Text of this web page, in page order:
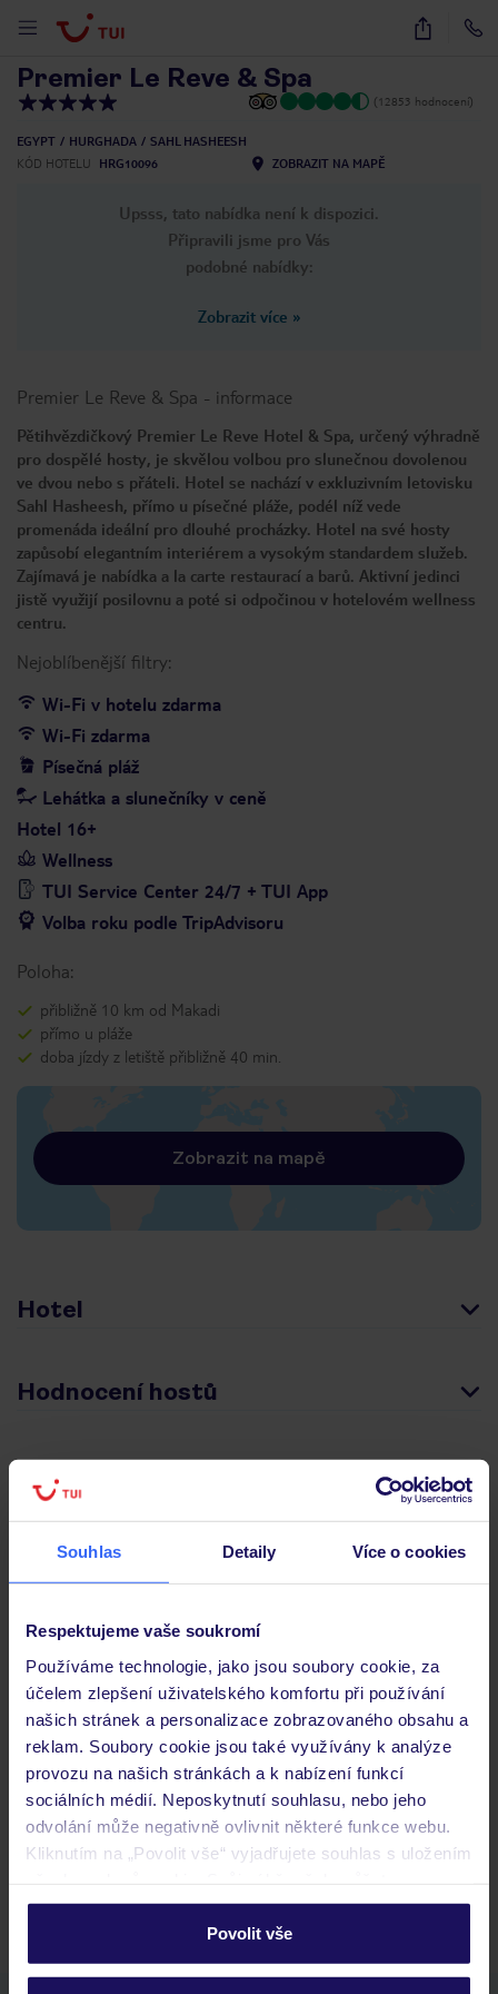
Souhlas Detaily Více o cookies
Respektujeme vaše soukromí
Používáme technologie, jako jsou soubory cookie, za
účelem zlepšení uživatelského komfortu při používání
našich stránek a personalizace zobrazovaného obsahu a
reklam. Soubory cookie jsou také využívány k analýze
provozu na našich stránkách a k nabízení funkcí
sociálních médií. Neposkytnutí souhlasu, nebo jeho
odvolání může negativně ovlivnit některé funkce webu.
Kliknutím na „Povolit vše“ vyjadřujete souhlas s uložením
personalizovat v sekci „Personalizace“.
Podrobné informace o souborech cookie naleznete v
Povolit vše
91
Premier Le Reve & Spa
(12853 hodnocení)
EGYPT HURGHADA
SAHL HASHEESH
KÓD HOTELU
HRG10096 ZOBRAZIT NA MAPĚ
Upsss, tato nabídka není k dispozici.
Připravili jsme pro Vás
podobné nabídky:
Zobrazit více »
Premier Le Reve & Spa - informace
Pětihvězdičkový Premier Le Reve Hotel & Spa, určený výhradně
pro dospělé hosty, je skvělou volbou pro slunečnou dovolenou
ve dvou nebo s přáteli. Hotel se nachází v exkluzivním letovisku
Sahl Hasheesh, přímo u písečné pláže, podél níž vede
promenáda ideální pro dlouhé procházky. Hotel na své hosty
zapůsobí elegantním interiérem a vysokým standardem služeb.
Zajímavá je nabídka a la carte restaurací a barů. Aktivní jedinci
jistě využijí posilovnu a poté si odpočinou v hotelovém wellness
centru.
Nejoblíbenější filtry:
Wi-Fi v hotelu zdarma
Wi-Fi zdarma
Písečná pláž
Lehátka a slunečníky v ceně
Hotel 16+
Wellness
TUI Service Center 24/7 + TUI App
Volba roku podle TripAdvisoru
Poloha:
přibližně 10 km od Makadi
přímo u pláže
doba jízdy z letiště přibližně 40 min.
Zobrazit na mapě
Hotel
Hodnocení hostů
Pokoje
Stravování
Důležité informace
Často kladené otázky
Jaké doklady jsou potřebné při cestování?
Budeme ubytováni ihned po příjezdu do hotelu?
Kam jít po přistání a vyzvednutí zavazadel?